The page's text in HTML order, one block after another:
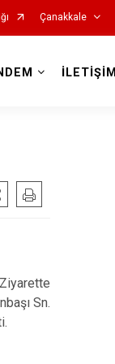
Çanakkale
Gelibolu
İLETİŞİM
Sn.